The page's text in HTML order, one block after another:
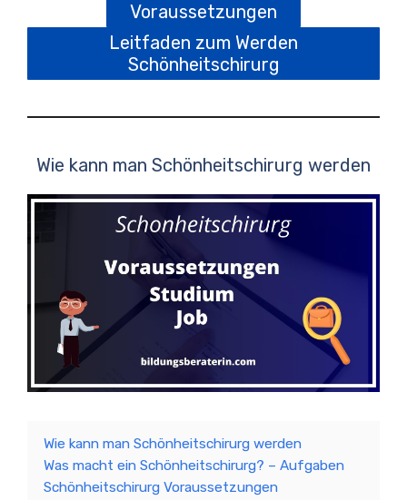
Voraussetzungen
Leitfaden zum Werden
Schönheitschirurg
Wie kann man Schönheitschirurg werden
Wie kann man Schönheitschirurg werden
Was macht ein Schönheitschirurg? – Aufgaben
Schönheitschirurg Voraussetzungen